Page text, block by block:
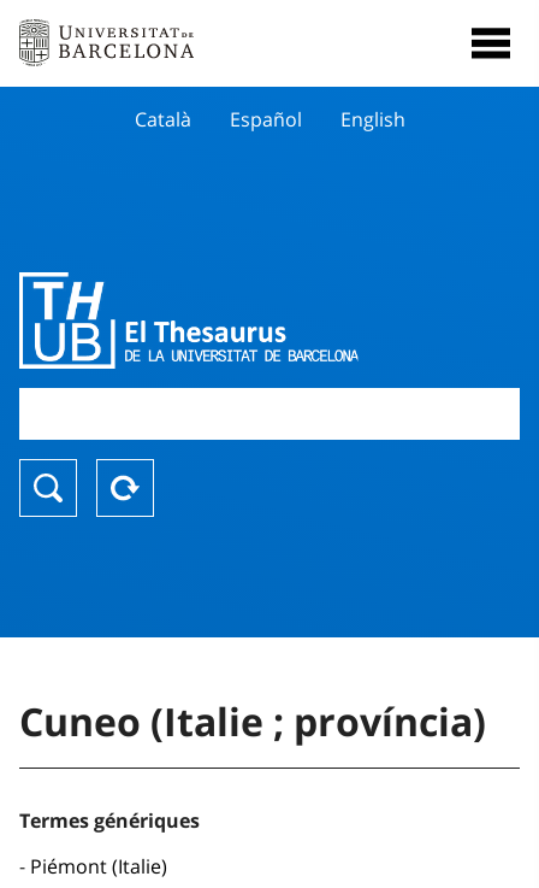
Català Español English
Cuneo (Italie ; província)
Termes génériques
Piémont (Italie)